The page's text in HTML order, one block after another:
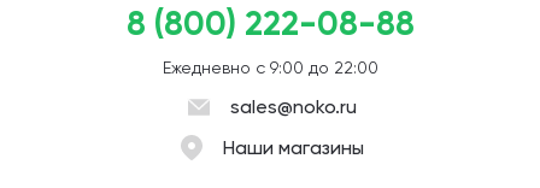
8 (800) 222-08-88
Ежедневно с 9:00 до 22:00
sales@noko.ru
Наши магазины